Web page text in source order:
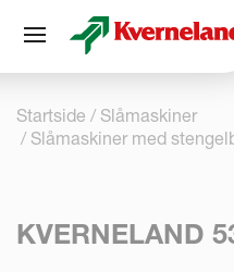
Startside
Slåmaskiner
Slåmaskiner med
KVERNELAND
Panel for informasjonskapsler